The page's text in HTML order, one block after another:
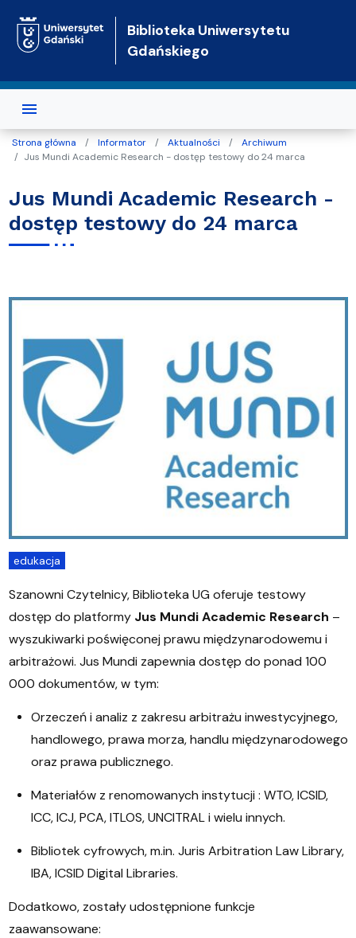
Biblioteka Uniwersytetu
Gdańskiego
Strona główna Informator Aktualności
Archiwum
Jus Mundi Academic Research - dostęp testowy do 24 marca
Jus Mundi Academic Research -
dostęp testowy do 24 marca
edukacja
Szanowni Czytelnicy, Biblioteka UG oferuje testowy
dostęp do platformyJus Mundi Academic Research –
wyszukiwarki poświęconej prawu międzynarodowemu i
arbitrażowi. Jus Mundi zapewnia dostęp do ponad 100
000 dokumentów, w tym:
Orzeczeń i analiz z zakresu arbitrażu inwestycyjnego,
handlowego, prawa morza, handlu międzynarodowego
oraz prawa publicznego.
Materiałów z renomowanych instytucji : WTO, ICSID,
ICC, ICJ, PCA, ITLOS, UNCITRAL i wielu innych.
Bibliotek cyfrowych, m.in. Juris Arbitration Law Library,
IBA, ICSID Digital Libraries.
Dodatkowo, zostały udostępnione funkcje
zaawansowane: